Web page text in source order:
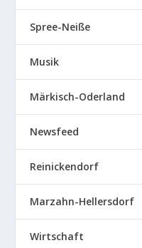
Spree-Neiße
Musik
Märkisch-Oderland
Newsfeed
Reinickendorf
Marzahn-Hellersdorf
Wirtschaft